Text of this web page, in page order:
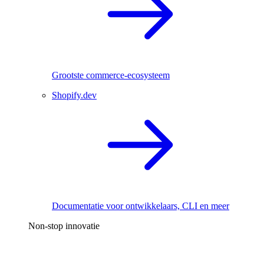
Grootste commerce-ecosysteem
Shopify.dev
Documentatie voor ontwikkelaars, CLI en meer
Non-stop innovatie